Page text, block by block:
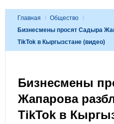
Главная / Общество /
Бизнесмены просят Садыра
TikTok в Кыргызстане (видео)
Бизнесмены
Жапарова
TikTok в